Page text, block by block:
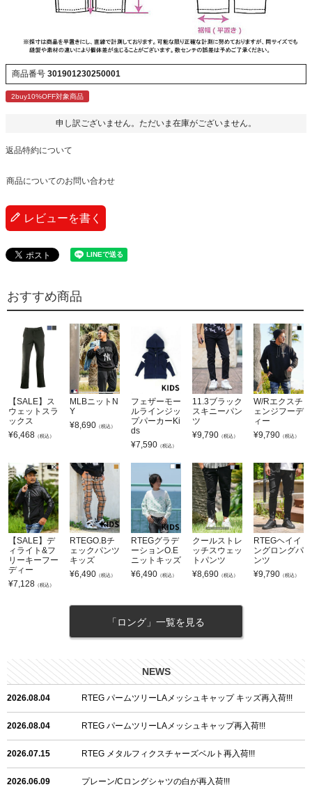
商品番号 301901230250001
2buy10%OFF対象商品
申し訳ございません。ただいま在庫がございません。
返品特約について
商品についてのお問い合わせ
レビューを書く
おすすめ商品
【SALE】ス
ウェットスラ
ックス
¥6,468 （税込）
MLBニットN
Y
¥8,690 （税込）
フェザーモー
ルラインジッ
プパーカーKi
ds
¥7,590 （税込）
11.3ブラック
スキニーパン
ツ
¥9,790 （税込）
W/Rエクスチ
ェンジフーデ
ィー
¥9,790 （税込）
【SALE】デ
ィライト&フ
リーキーフー
ディー
¥7,128 （税込）
RTEGO.Bチ
ェックパンツ
キッズ
¥6,490 （税込）
RTEGグラデ
ーションO.E
ニットキッズ
¥6,490 （税込）
クールストレ
ッチスウェッ
トパンツ
¥8,690 （税込）
RTEGヘイイ
ングロングパ
ンツ
¥9,790 （税込）
「ロング」一覧を見る
NEWS
2026.08.04 RTEG パームツリーLAメッシュキャップ キッズ再入荷!!!
2026.08.04 RTEG パームツリーLAメッシュキャップ再入荷!!!
2026.07.15 RTEG メタルフィクスチャーズベルト再入荷!!!
2026.06.09 プレーン/Cロングシャツの白が再入荷!!!